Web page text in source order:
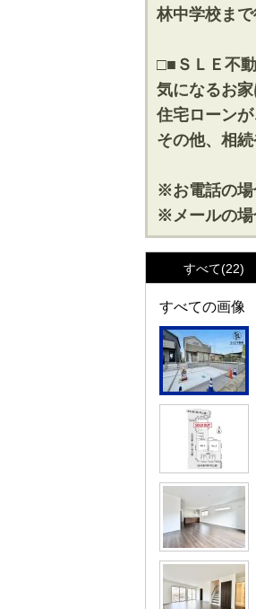
林中学校ま
□■ＳＬＥ不
気になるお
住宅ローン
その他、相
※お電話の場
※メールの場
すべて(22)
すべての画像